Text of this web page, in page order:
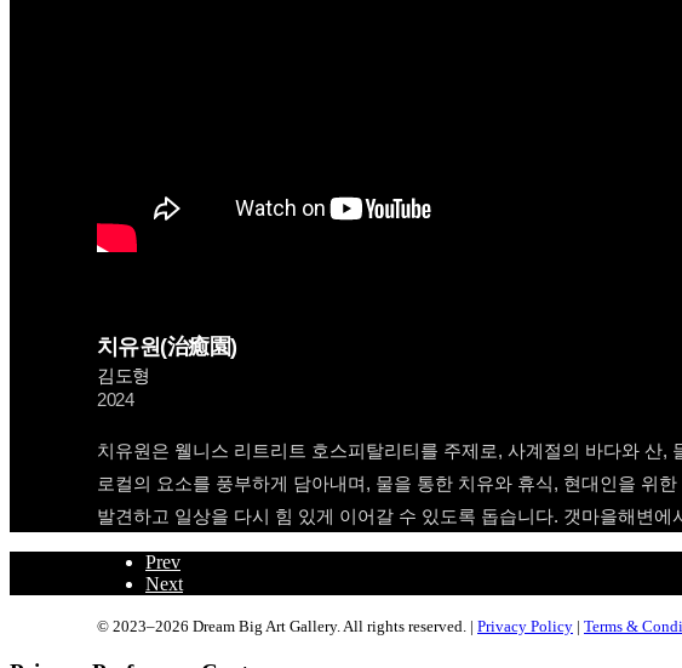
치유원(治癒園)
김도형
2024
치유원은 웰니스 리트리트 호스피탈리티를 주제로, 사계절의 바다와 산
로컬의 요소를 풍부하게 담아내며, 물을 통한 치유와 휴식, 현대인을 위
발견하고 일상을 다시 힘 있게 이어갈 수 있도록 돕습니다. 갯마을해변
Prev
Next
© 2023–2026 Dream Big Art Gallery. All rights reserved. | Privacy Policy | Terms &